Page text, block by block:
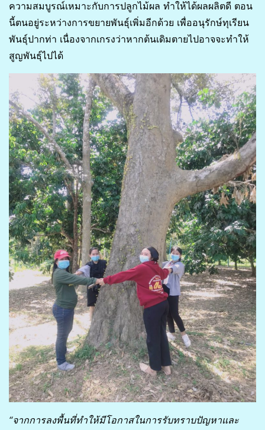
ความสมบูรณ์เหมาะกับการปลูกไม้ผล ทำให้ได้ผลผลิตดี ตอน
นี้ตนอยู่ระหว่างการขยายพันธุ์เพิ่มอีกด้วย เพื่ออนุรักษ์ทุเรียน
พันธุ์ปากท่า เนื่องจากเกรงว่าหากต้นเดิมตายไปอาจจะทำให้
สูญพันธุ์ไปได้
“จากการลงพื้นที่ทำให้มีโอกาสในการรับทราบปัญหาและ